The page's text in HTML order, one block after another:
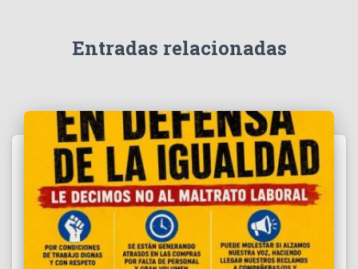
Entradas relacionadas